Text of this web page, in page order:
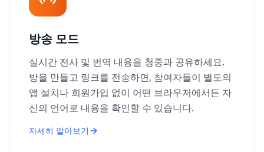
방송 모드
실시간 전사 및 번역 내용을 청중과 공유하세요.
방을 만들고 링크를 전송하면, 참여자들이 별도의
앱 설치나 회원가입 없이 어떤 브라우저에서든 자
신의 언어로 내용을 확인할 수 있습니다.
자세히 알아보기